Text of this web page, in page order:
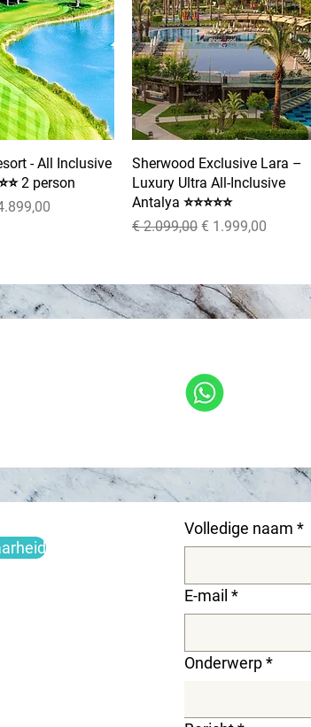
overzicht- All Inclusive
2 person
Snel overzicht
Sherwood Exclusive Lara –
Luxury Ultra All-Inclusive
Antalya ⭐⭐⭐⭐⭐
Normale prijs
€ 2.099,00 Verkoopprijs
€ 1.999,00
Volledige naam *
E-mail *
Onderwerp*